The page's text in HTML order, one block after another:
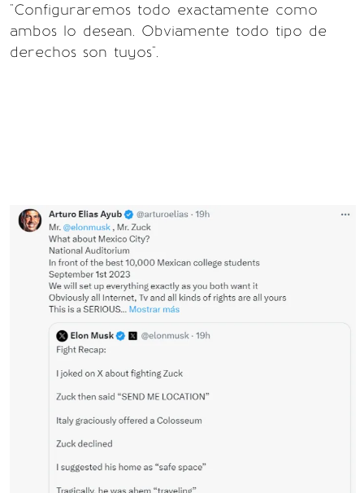
"Configuraremos todo exactamente como
ambos lo desean. Obviamente todo tipo de
derechos son tuyos".